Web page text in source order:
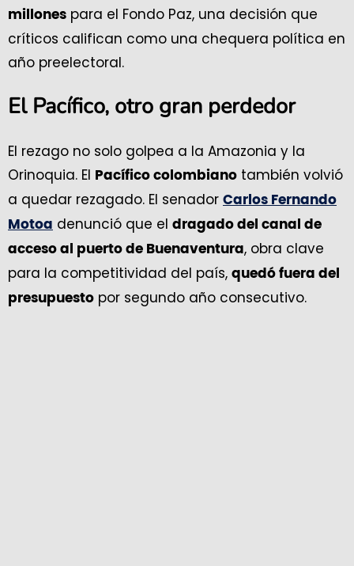
millones para el Fondo Paz, una decisión que
críticos califican como una chequera política en
año preelectoral.
El Pacífico, otro gran perdedor
El rezago no solo golpea a la Amazonia y la
Orinoquia. El Pacífico colombiano también volvió
a quedar rezagado. El senador Carlos Fernando
Motoa denunció que el dragado del canal de
acceso al puerto de Buenaventura, obra clave
para la competitividad del país, quedó fuera del
presupuesto por segundo año consecutivo.